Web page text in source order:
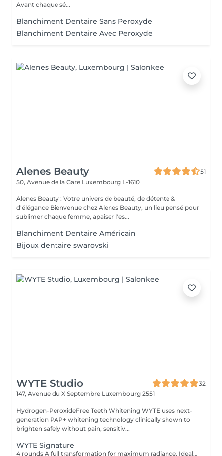
Avant chaque sé...
Blanchiment Dentaire Sans Peroxyde
Blanchiment Dentaire Avec Peroxyde
Alenes Beauty
51
50, Avenue de la Gare Luxembourg L-1610
Alenes Beauty : Votre univers de beauté, de détente &
d'élégance Bienvenue chez Alenes Beauty, un lieu pensé pour
sublimer chaque femme, apaiser l'es...
Blanchiment Dentaire Américain
Bijoux dentaire swarovski
WYTE Studio
32
147, Avenue du X Septembre Luxembourg 2551
Hydrogen-PeroxideFree Teeth Whitening WYTE uses next-
generation PAP+ whitening technology clinically shown to
brighten safely without pain, sensitiv...
WYTE Signature
4 rounds A full transformation for maximum radiance. Ideal for first-time guests seeking the brightest natural result. 100% satisfaction or money back no-questions asked guarantee*